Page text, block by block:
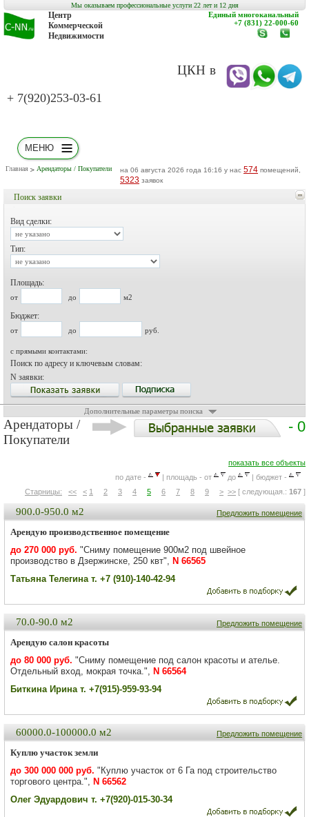
Мы оказываем профессиональные услуги 22 лет и 12 дня
Центр
Коммерческой
Недвижимости
ЦКН в
+ 7(920)253-03-61
Единый многоканальный
+7 (831) 22-000-60
www.c-
МЕНЮ
Главная Арендаторы / Покупатели на 06 августа 2026 года 16:16 у нас 574 помещений,
5323 заявок
Поиск заявки
Вид сделки:
Тип:
Площадь:
от до м2
Бюджет:
от до руб.
с прямыми контактами:
Поиск по адресу и ключевым словам:
N заявки:
Дополнительные параметры поиска
- 0
Арендаторы /
Покупатели
показать все объекты
по дате -
| площадь - от до
| бюджет -
Старницы:
<< < 1 2 3 4 5 6 7 8 9 > >> [ следующая.: 167 ]
Предложить помещение
900.0-950.0 м2
Арендую производственное помещение
до 270 000 руб. "Сниму помещение 900м2 под швейное
производство в Дзержинске, 250 квт", N 66565
Татьяна Телегина т. +7 (910)-140-42-94
Предложить помещение
70.0-90.0 м2
Арендую салон красоты
до 80 000 руб. "Сниму помещение под салон красоты и ателье.
Отдельный вход, мокрая точка.", N 66564
Биткина Ирина т. +7(915)-959-93-94
Предложить помещение
60000.0-100000.0 м2
Куплю участок земли
до 300 000 000 руб. "Куплю участок от 6 Га под строительство
торгового центра.", N 66562
Олег Эдуардович т. +7(920)-015-30-34